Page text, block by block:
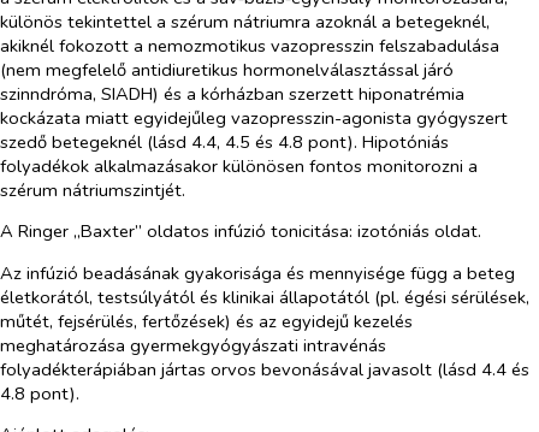
különös tekintettel a szérum nátriumra azoknál a betegeknél,
akiknél fokozott a nemozmotikus vazopresszin felszabadulása
(nem megfelelő antidiuretikus hormonelválasztással járó
szinndróma, SIADH) és a kórházban szerzett hiponatrémia
kockázata miatt egyidejűleg vazopresszin-agonista gyógyszert
szedő betegeknél (lásd 4.4, 4.5 és 4.8 pont). Hipotóniás
folyadékok alkalmazásakor különösen fontos monitorozni a
szérum nátriumszintjét.
A Ringer „Baxter” oldatos infúzió tonicitása: izotóniás oldat.
Az infúzió beadásának gyakorisága és mennyisége függ a beteg
életkorától, testsúlyától és klinikai állapotától (pl. égési sérülések,
műtét, fejsérülés, fertőzések) és az egyidejű kezelés
meghatározása gyermekgyógyászati intravénás
folyadékterápiában jártas orvos bevonásával javasolt (lásd 4.4 és
4.8 pont).